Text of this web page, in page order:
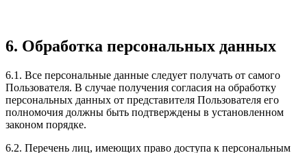
6. Обработка персональных данных
6.1. Все персональные данные следует получать от самого
Пользователя. В случае получения согласия на обработку
персональных данных от представителя Пользователя его
полномочия должны быть подтверждены в установленном
законом порядке.
6.2. Перечень лиц, имеющих право доступа к персональным